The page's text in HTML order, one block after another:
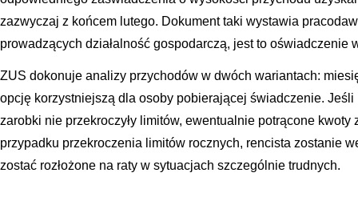
zazwyczaj z końcem lutego. Dokument taki wystawia
prowadzących działalność gospodarczą, jest to oświadczenie
ZUS dokonuje analizy przychodów w dwóch wariantach:
opcję korzystniejszą dla osoby pobierającej świadczenie. Jeśli
zarobki nie przekroczyły limitów, ewentualnie potrącone
przypadku przekroczenia limitów rocznych, rencista zostanie
zostać rozłożone na raty w sytuacjach szczególnie trudnych.